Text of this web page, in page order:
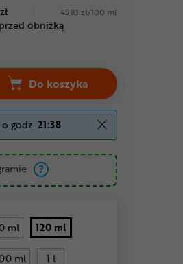
zł 45,83 zł/100 ml
obniżką
Do koszyka
Olej do łańcucha MUC-
o godz. 21:38
ml 120 ml
ml 1 l